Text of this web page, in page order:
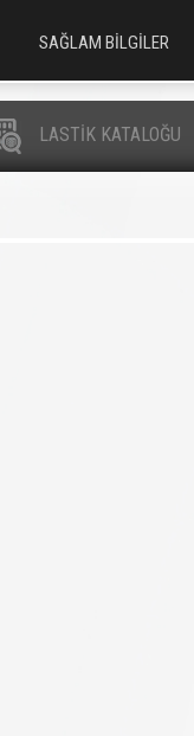
SAĞLAM BİLGİLER
LASTİK KATALOĞU